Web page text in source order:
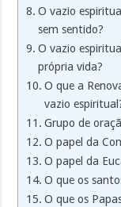
O vazio
sem sentido?
O vazio
própria vida?
O que a
vazio
Grupo de
O papel da
O papel da
O que os
O que os